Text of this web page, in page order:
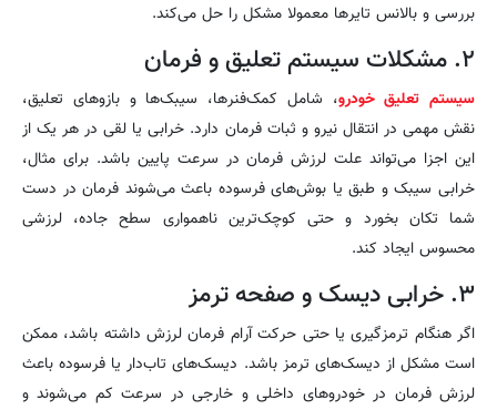
بررسی و بالانس تایرها معمولا مشکل را حل می‌کند.
۲. مشکلات سیستم تعلیق و فرمان
سیستم تعلیق خودرو، شامل کمک‌فنرها، سیبک‌ها و بازوهای تعلیق،
نقش مهمی در انتقال نیرو و ثبات فرمان دارد. خرابی یا لقی در هر یک از
این اجزا می‌تواند علت لرزش فرمان در سرعت پایین باشد. برای مثال،
خرابی سیبک و طبق یا بوش‌های فرسوده باعث می‌شوند فرمان در دست
شما تکان بخورد و حتی کوچک‌ترین ناهمواری سطح جاده، لرزشی
محسوس ایجاد کند.
۳. خرابی دیسک و صفحه ترمز
اگر هنگام ترمزگیری یا حتی حرکت آرام فرمان لرزش داشته باشد، ممکن
است مشکل از دیسک‌های ترمز باشد. دیسک‌های تاب‌دار یا فرسوده باعث
لرزش فرمان در خودروهای داخلی و خارجی در سرعت کم می‌شوند و